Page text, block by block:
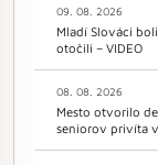
09. 08. 2026
Mladí Slováci
otočili – VIDEO
08. 08. 2026
Mesto otvorilo
seniorov privíta